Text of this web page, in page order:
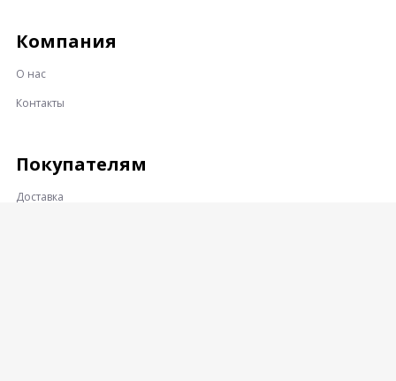
Компания
О нас
Контакты
Покупателям
Доставка